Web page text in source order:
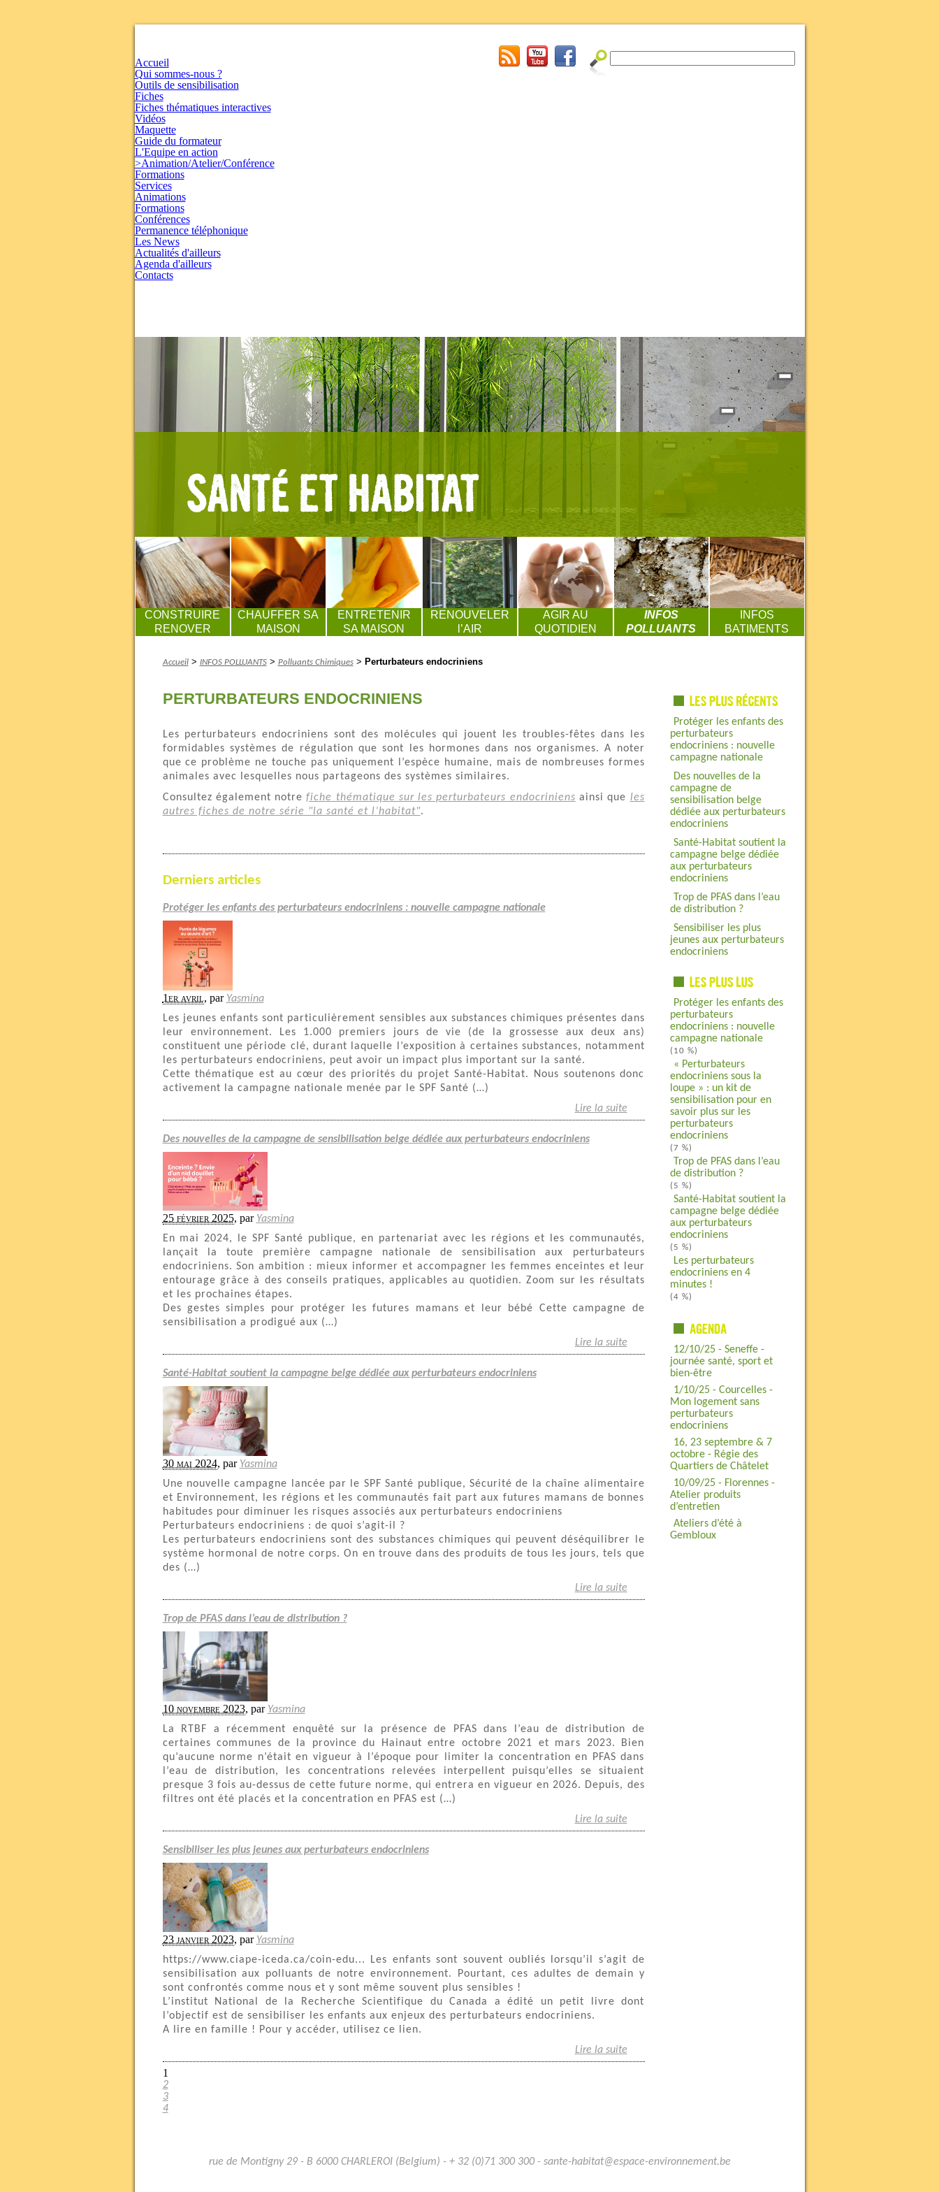
Accueil
Qui sommes-nous ?
Outils de sensibilisation
Fiches
Fiches thématiques interactives
Vidéos
Maquette
Guide du formateur
L'Equipe en action
>Animation/Atelier/Conférence
Formations
Services
Animations
Formations
Conférences
Permanence téléphonique
Les News
Actualités d'ailleurs
Agenda d'ailleurs
Contacts
CONSTRUIRE
RENOVER
CHAUFFER SA
MAISON
ENTRETENIR
SA MAISON
RENOUVELER
l’AIR
AGIR AU
QUOTIDIEN
INFOS
POLLUANTS
INFOS
BATIMENTS
Protéger les enfants des
perturbateurs
endocriniens : nouvelle
campagne nationale
Des nouvelles de la
campagne de
sensibilisation belge
dédiée aux perturbateurs
endocriniens
Santé-Habitat soutient la
campagne belge dédiée
aux perturbateurs
endocriniens
Trop de PFAS dans l’eau
de distribution ?
Sensibiliser les plus
jeunes aux perturbateurs
endocriniens
Protéger les enfants des
perturbateurs
endocriniens : nouvelle
campagne nationale
(10 %)
« Perturbateurs
endocriniens sous la
loupe » : un kit de
sensibilisation pour en
savoir plus sur les
perturbateurs
endocriniens
(7 %)
Trop de PFAS dans l’eau
de distribution ?
(5 %)
Santé-Habitat soutient la
campagne belge dédiée
aux perturbateurs
endocriniens
(5 %)
Les perturbateurs
endocriniens en 4
minutes !
(4 %)
12/10/25 - Seneffe -
journée santé, sport et
bien-être
1/10/25 - Courcelles -
Mon logement sans
perturbateurs
endocriniens
16, 23 septembre & 7
octobre - Régie des
Quartiers de Châtelet
10/09/25 - Florennes -
Atelier produits
d’entretien
Ateliers d’été à
Gembloux
Accueil> INFOS POLLUANTS> Polluants Chimiques> Perturbateurs endocriniens
PERTURBATEURS ENDOCRINIENS
Les perturbateurs endocriniens sont des molécules qui jouent les troubles-fêtes dans les
formidables systèmes de régulation que sont les hormones dans nos organismes. A noter
que ce problème ne touche pas uniquement l’espèce humaine, mais de nombreuses formes
animales avec lesquelles nous partageons des systèmes similaires.
Consultez également notrefiche thématique sur les perturbateurs endocriniens ainsi que les
autres fiches de notre série "la santé et l’habitat".
Derniers articles
Protéger les enfants des perturbateurs endocriniens : nouvelle campagne nationale
1er avril, par Yasmina
Les jeunes enfants sont particulièrement sensibles aux substances chimiques présentes dans
leur environnement. Les 1.000 premiers jours de vie (de la grossesse aux deux ans)
constituent une période clé, durant laquelle l’exposition à certaines substances, notamment
les perturbateurs endocriniens, peut avoir un impact plus important sur la santé.
Cette thématique est au cœur des priorités du projet Santé-Habitat. Nous soutenons donc
activement la campagne nationale menée par le SPF Santé (…)
Lire la suite
Des nouvelles de la campagne de sensibilisation belge dédiée aux perturbateurs endocriniens
25 février 2025, par Yasmina
En mai 2024, le SPF Santé publique, en partenariat avec les régions et les communautés,
lançait la toute première campagne nationale de sensibilisation aux perturbateurs
endocriniens. Son ambition : mieux informer et accompagner les femmes enceintes et leur
entourage grâce à des conseils pratiques, applicables au quotidien. Zoom sur les résultats
et les prochaines étapes.
Des gestes simples pour protéger les futures mamans et leur bébé Cette campagne de
sensibilisation a prodigué aux (…)
Lire la suite
Santé-Habitat soutient la campagne belge dédiée aux perturbateurs endocriniens
30 mai 2024, par Yasmina
Une nouvelle campagne lancée par le SPF Santé publique, Sécurité de la chaîne alimentaire
et Environnement, les régions et les communautés fait part aux futures mamans de bonnes
habitudes pour diminuer les risques associés aux perturbateurs endocriniens
Perturbateurs endocriniens : de quoi s’agit-il ?
Les perturbateurs endocriniens sont des substances chimiques qui peuvent déséquilibrer le
système hormonal de notre corps. On en trouve dans des produits de tous les jours, tels que
des (…)
Lire la suite
Trop de PFAS dans l’eau de distribution ?
10 novembre 2023, par Yasmina
La RTBF a récemment enquêté sur la présence de PFAS dans l’eau de distribution de
certaines communes de la province du Hainaut entre octobre 2021 et mars 2023. Bien
qu’aucune norme n’était en vigueur à l’époque pour limiter la concentration en PFAS dans
l’eau de distribution, les concentrations relevées interpellent puisqu’elles se situaient
presque 3 fois au-dessus de cette future norme, qui entrera en vigueur en 2026. Depuis, des
filtres ont été placés et la concentration en PFAS est (…)
Lire la suite
Sensibiliser les plus jeunes aux perturbateurs endocriniens
23 janvier 2023, par Yasmina
https://www.ciape-iceda.ca/coin-edu... Les enfants sont souvent oubliés lorsqu’il s’agit de
sensibilisation aux polluants de notre environnement. Pourtant, ces adultes de demain y
sont confrontés comme nous et y sont même souvent plus sensibles !
L’institut National de la Recherche Scientifique du Canada a édité un petit livre dont
l’objectif est de sensibiliser les enfants aux enjeux des perturbateurs endocriniens.
A lire en famille ! Pour y accéder, utilisez ce lien.
Lire la suite
1
2
3
4
rue de Montigny 29 - B 6000 CHARLEROI (Belgium) - + 32 (0)71 300 300 - sante-habitat@espace-environnement.be